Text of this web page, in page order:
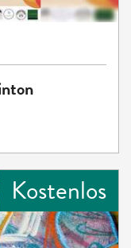
Kostenlos